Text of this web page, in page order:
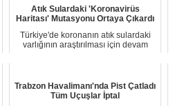
Atık Sulardaki 'Koronavirüs
Haritası' Mutasyonu Ortaya Çıkardı
Türkiye'de koronanın atık sulardaki
varlığının araştırılması için devam
Trabzon Havalimanı'nda Pist Çatladı
Tüm Uçuşlar İptal